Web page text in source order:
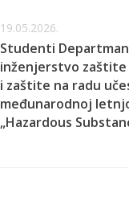
19.05.2026.
Studenti
inženjerstvo
i zaštite na radu
međunarodnoj
„Hazardous